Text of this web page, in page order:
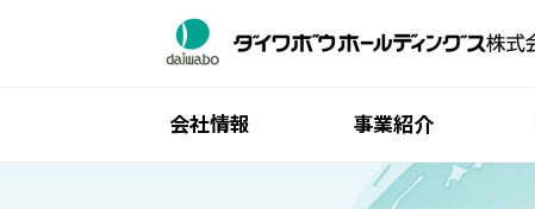
会社情報 事業紹介